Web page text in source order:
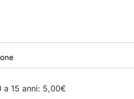
a 15 anni: 5,00€